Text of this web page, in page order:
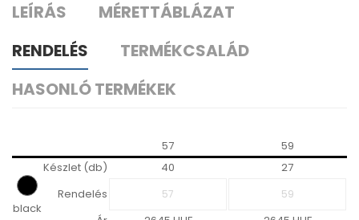
LEÍRÁS
MÉRETTÁBLÁZAT
RENDELÉS
TERMÉKCSALÁD
HASONLÓ TERMÉKEK
57 59
black
Készlet (db) 40
27
Rendelés